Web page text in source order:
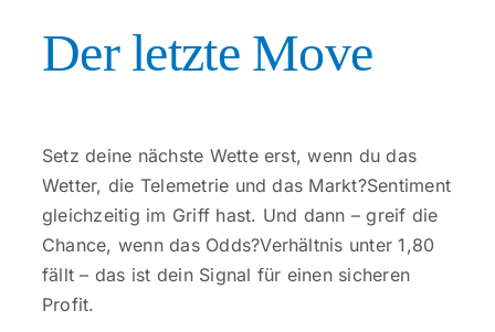
Der letzte Move
Setz deine nächste Wette erst, wenn du das
Wetter, die Telemetrie und das Markt?Sentiment
gleichzeitig im Griff hast. Und dann – greif die
Chance, wenn das Odds?Verhältnis unter 1,80
fällt – das ist dein Signal für einen sicheren
Profit.